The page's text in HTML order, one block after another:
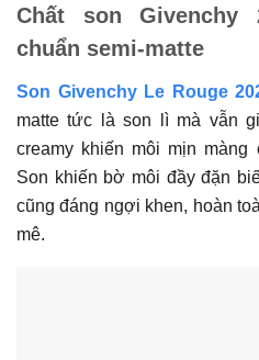
Chất son Givenchy
chuẩn semi-matte
Son Givenchy Le Rouge
matte tức là son lì mà vẫn
creamy khiến môi mịn màng
Son khiến bờ môi đầy đặn
cũng đáng ngợi khen, hoàn
mê.